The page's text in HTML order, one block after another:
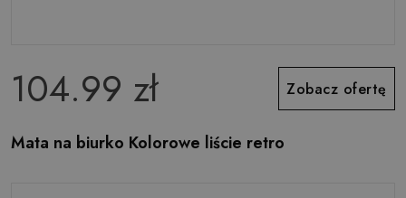
104.99 zł Zobacz ofertę
Mata na biurko Kolorowe liście retro